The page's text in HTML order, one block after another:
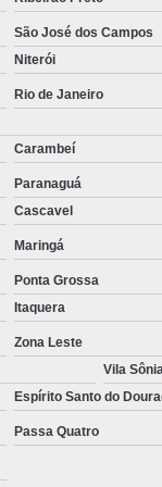
São José dos Campos
Niterói
Rio de Janeiro
Carambeí
Paranaguá
Cascavel
Maringá
Ponta Grossa
Itaquera
Zona Leste
Vila Sônia
Espírito Santo do
Passa Quatro